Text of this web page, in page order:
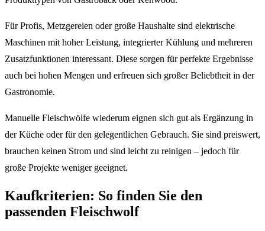
Für Profis, Metzgereien oder große Haushalte sind elektrische
Maschinen mit hoher Leistung, integrierter Kühlung und mehreren
Zusatzfunktionen interessant. Diese sorgen für perfekte Ergebnisse
auch bei hohen Mengen und erfreuen sich großer Beliebtheit in der
Gastronomie.
Manuelle Fleischwölfe wiederum eignen sich gut als Ergänzung in
der Küche oder für den gelegentlichen Gebrauch. Sie sind preiswert,
brauchen keinen Strom und sind leicht zu reinigen – jedoch für
große Projekte weniger geeignet.
Kaufkriterien: So finden Sie den
passenden Fleischwolf